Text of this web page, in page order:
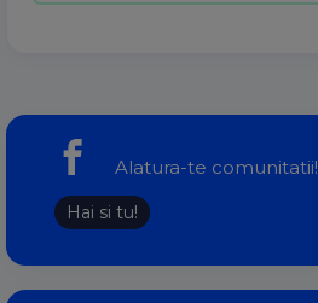
Alatura-te comunitatii!
Hai si tu!